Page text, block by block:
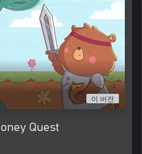
이 버전
Quest